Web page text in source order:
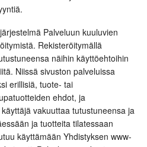
Palveluun kuuluvien
Rekisteröitymällä
näihin käyttöehtoihin
Niissä sivuston palveluissa
erillisiä, tuote- tai
ehdot, ja
vakuuttaa tutustuneensa ja
ja tuotteita tilatessaan
käyttämään Yhdistyksen www-